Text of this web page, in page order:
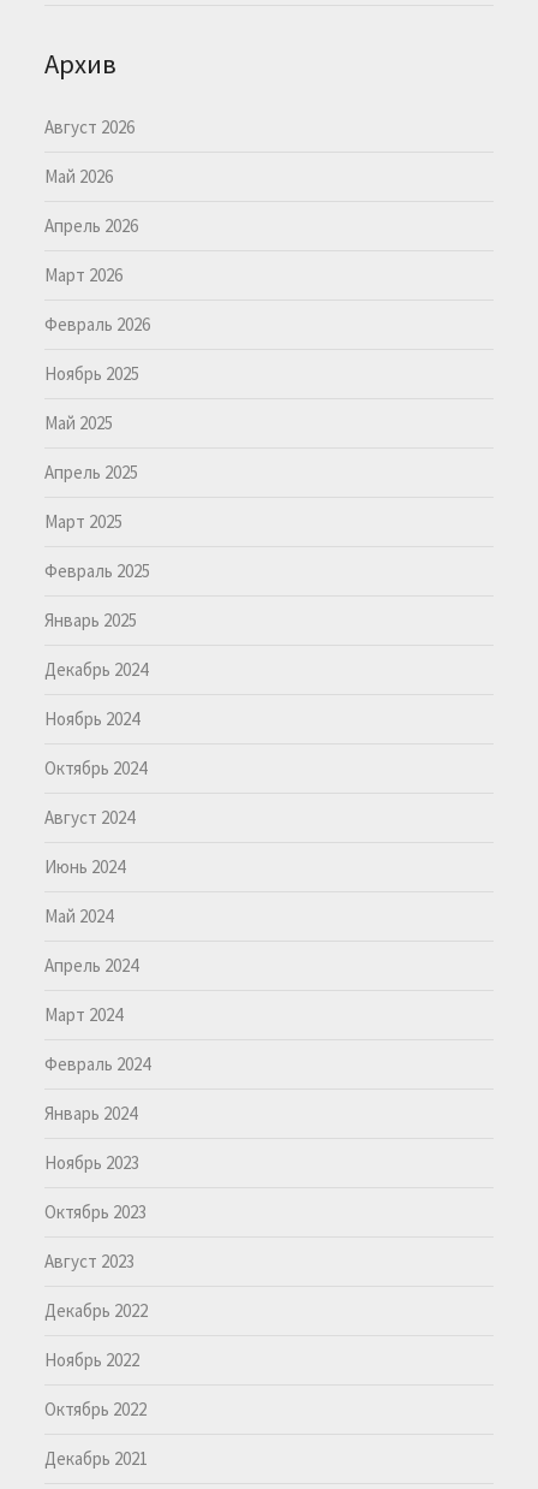
Архив
Август 2026
Май 2026
Апрель 2026
Март 2026
Февраль 2026
Ноябрь 2025
Май 2025
Апрель 2025
Март 2025
Февраль 2025
Январь 2025
Декабрь 2024
Ноябрь 2024
Октябрь 2024
Август 2024
Июнь 2024
Май 2024
Апрель 2024
Март 2024
Февраль 2024
Январь 2024
Ноябрь 2023
Октябрь 2023
Август 2023
Декабрь 2022
Ноябрь 2022
Октябрь 2022
Декабрь 2021